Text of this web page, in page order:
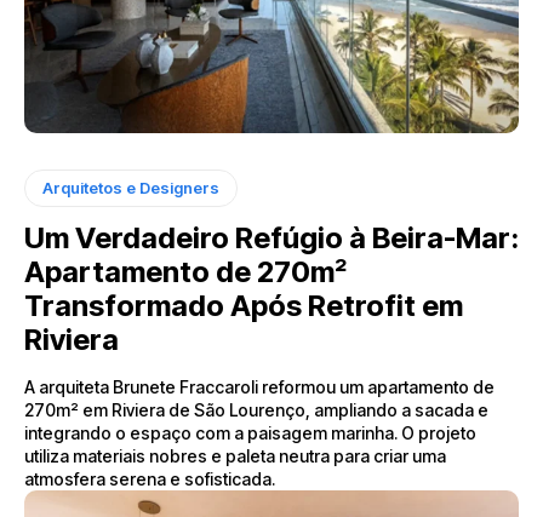
Arquitetos e Designers
Um Verdadeiro Refúgio à Beira-Mar:
Apartamento de 270m²
Transformado Após Retrofit em
Riviera
A arquiteta Brunete Fraccaroli reformou um apartamento de
270m² em Riviera de São Lourenço, ampliando a sacada e
integrando o espaço com a paisagem marinha. O projeto
utiliza materiais nobres e paleta neutra para criar uma
atmosfera serena e sofisticada.